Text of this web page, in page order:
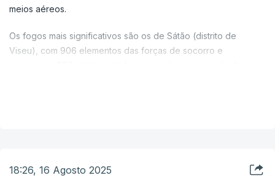
meios aéreos.
Os fogos mais significativos são os de Sátão (distrito de
Viseu), com 906 elementos das forças de socorro e
por se tornar num único fogo ao juntar-se, no território, ao que
18:26, 16 Agosto 2025